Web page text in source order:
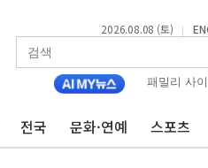
2026.08.08 (토) |
패밀리 사
전국 문화·연예 스포츠